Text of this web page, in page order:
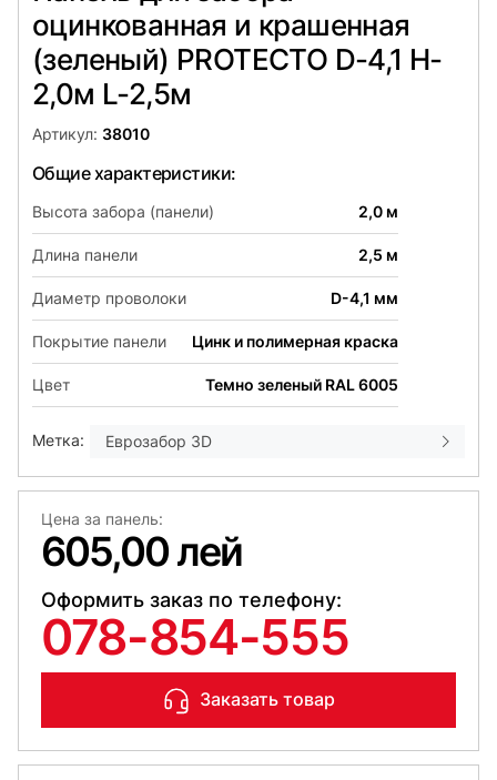
оцинкованная и крашенная
(зеленый) PROTECTO D-4,1 H-
2,0м L-2,5м
Артикул: 38010
Общие характеристики:
Высота забора (панели) 2,0 м
Длина панели 2,5 м
Диаметр проволоки D-4,1 мм
Покрытие панели Цинк и полимерная краска
Цвет Темно зеленый RAL 6005
Метка: Еврозабор 3D
Цена за панель:
605,00 лей
Оформить заказ по телефону:
078-854-555
Заказать товар